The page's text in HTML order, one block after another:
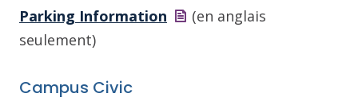
Parking Information
(en anglais
seulement)
Campus Civic